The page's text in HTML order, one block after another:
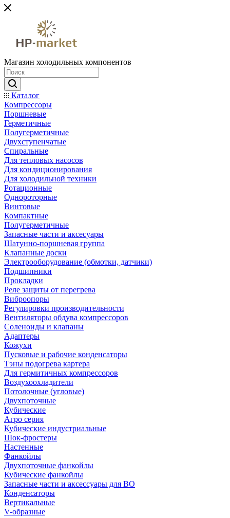
Магазин холодильных компонентов
Каталог
Компрессоры
Поршневые
Герметичные
Полугерметичные
Двухступенчатые
Спиральные
Для тепловых насосов
Для кондиционирования
Для холодильной техники
Ротационные
Однороторные
Винтовые
Компактные
Полугерметичные
Запасные части и аксесуары
Шатунно-поршневая группа
Клапанные доски
Электрооборудование (обмотки, датчики)
Подшипники
Прокладки
Реле защиты от перегрева
Виброопоры
Регулировки производительности
Вентиляторы обдува компрессоров
Соленоиды и клапаны
Адаптеры
Кожухи
Пусковые и рабочие конденсаторы
Тэны подогрева картера
Для гермитичных компрессоров
Воздухоохладители
Потолочные (угловые)
Двухпоточные
Кубические
Агро серия
Кубические индустриальные
Шок-фростеры
Настенные
Фанкойлы
Двухпоточные фанкойлы
Кубические фанкойлы
Запасные части и аксессуары для ВО
Конденсаторы
Вертикальные
V-образные